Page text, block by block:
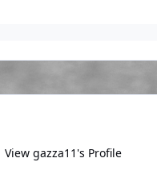
View gazza11's Profile